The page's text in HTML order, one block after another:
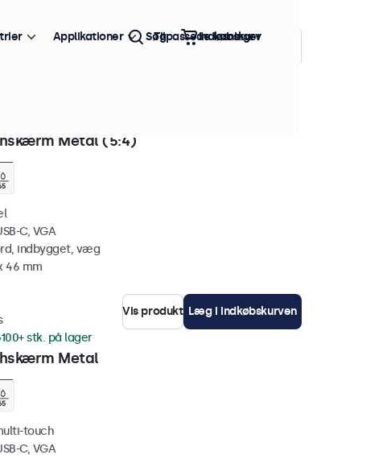
Sorter efter: Popularitet
Metal (5:4)
C, VGA
indbygget, væg
46 mm
Vis produkt Læg i indkøbskurven
Metal
100+ stk. på lager
touch
C, VGA
Applikationer Tilpassede løsninger
Søg Indkøbskurv